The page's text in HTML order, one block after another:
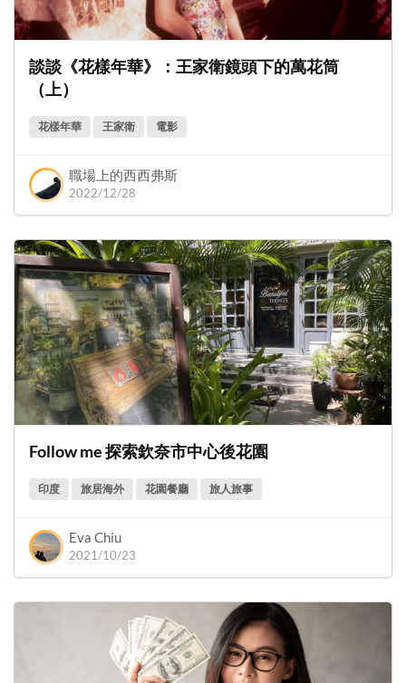
談談《花樣年華》：王家衛鏡頭下的萬花筒
（上）
花樣年華 王家衛 電影
職場上的西西弗斯
2022/12/28
Follow me 探索欽奈市中心後花園
印度 旅居海外 花園餐廳 旅人旅事
Eva Chiu
2021/10/23